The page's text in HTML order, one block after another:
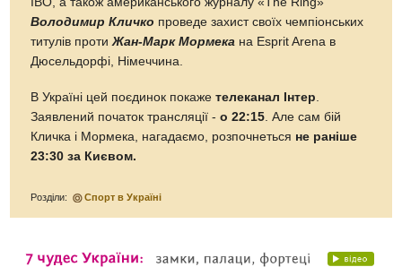
Володимир Кличко проведе захист своїх чемпіонських
титулів проти Жан-Марк Мормека на Esprit Arena в
Дюсельдорфі, Німеччина.
В Україні цей поєдинок покажетелеканал Інтер
Заявлений початок трансляції -о 22:15 . Але сам бій
Кличка і Мормека, нагадаємо, розпочнеться не раніше
23:30 за Києвом.
Розділи: Спорт в Україні